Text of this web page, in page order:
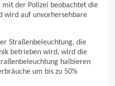
mit der Polizei beobachtet die
wird auf unvorhersehbare
Straßenbeleuchtung, die
betrieben wird, wird die
halbieren
um bis zu 50%